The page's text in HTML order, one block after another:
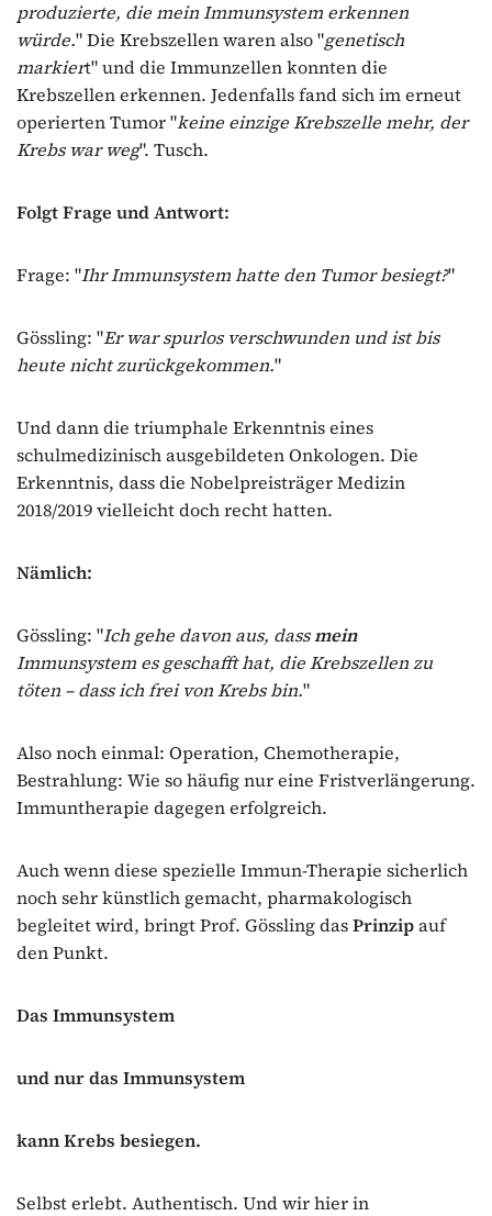
produzierte, die mein Immunsystem erkennen
würde." Die Krebszellen waren also "genetisch
markiert" und die Immunzellen konnten die
Krebszellen erkennen. Jedenfalls fand sich im erneut
operierten Tumor "keine einzige Krebszelle mehr, der
Krebs war weg". Tusch.
Folgt Frage und Antwort:
Frage: "Ihr Immunsystem hatte den Tumor besiegt?"
Gössling: "Er war spurlos verschwunden und ist bis
heute nicht zurückgekommen."
Und dann die triumphale Erkenntnis eines
schulmedizinisch ausgebildeten Onkologen. Die
Erkenntnis, dass die Nobelpreisträger Medizin
2018/2019 vielleicht doch recht hatten.
Nämlich:
Gössling: "Ich gehe davon aus, dassmein
Immunsystem es geschafft hat, die Krebszellen zu
töten – dass ich frei von Krebs bin."
Also noch einmal: Operation, Chemotherapie,
Bestrahlung: Wie so häufig nur eine Fristverlängerung.
Immuntherapie dagegen erfolgreich.
Auch wenn diese spezielle Immun-Therapie sicherlich
noch sehr künstlich gemacht, pharmakologisch
begleitet wird, bringt Prof. Gössling dasPrinzipauf
den Punkt.
Das Immunsystem
und nur das Immunsystem
kann Krebs besiegen.
Selbst erlebt. Authentisch. Und wir hier in